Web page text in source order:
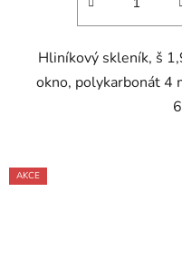
Hliníkový skleník, š
okno, polykarbonát 4
AKCE